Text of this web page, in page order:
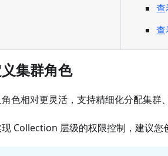
查
查
集群角色
色相对更灵活，支持精细化分配集群
Collection 层级的权限控制，建议您